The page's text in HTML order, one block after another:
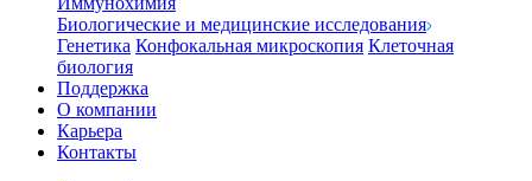
Биологические и медицинские исследования
Генетика Конфокальная микроскопия Клеточная
биология
Поддержка
О компании
Карьера
Контакты